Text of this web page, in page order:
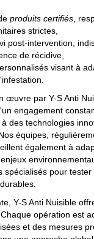
produits certifiés,
strictes,
post-intervention,
de récidive,
visant à
œuvre par Y-S Anti
engagement
des technologies
équipes,
également à
spécialisés pour
Y-S Anti Nuisible
opération est
et des mesures